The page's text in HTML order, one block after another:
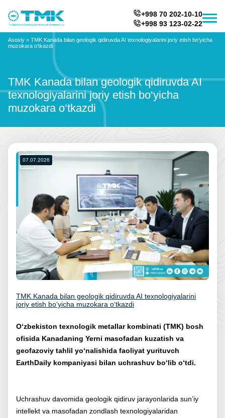
+998 70 202-10-10
+998 93 123-02-22
Asosiy > TMK Kanada bilan geologik qidiruvda AI texnologiyalarini joriy etish bo‘yicha
muzokara o‘tkazdi
TMK Kanada bilan geologik qidiruvda AI
texnologiyalarini joriy etish bo‘yicha
muzokara o‘tkazdi
07.07.2026
TMK Kanada bilan geologik qidiruvda AI texnologiyalarini
joriy etish bo‘yicha muzokara o‘tkazdi
O‘zbekiston texnologik metallar kombinati (TMK) bosh
ofisida Kanadaning Yerni masofadan kuzatish va
geofazoviy tahlil yo‘nalishida faoliyat yurituvch
EarthDaily kompaniyasi bilan uchrashuv bo‘lib o‘tdi.
Uchrashuv davomida geologik qidiruv jarayonlarida sun’iy
intellekt va masofadan zondlash texnologiyalaridan